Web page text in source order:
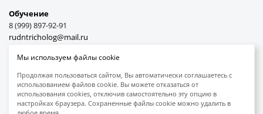
Обучение
8 (999) 897-92-91
rudntricholog@mail.ru
Принимаем к оплате
Мы используем файлы cookie
Продолжая пользоваться сайтом, Вы автоматически соглашаетесь с
использованием файлов cookie. Вы можете отказаться от
использования cookies, отключив самостоятельно эту опцию в
настройках браузера. Сохраненные файлы cookie можно удалить в